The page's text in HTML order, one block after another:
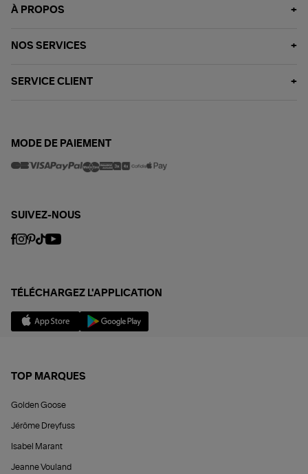
À PROPOS
NOS SERVICES
SERVICE CLIENT
MODE DE PAIEMENT
SUIVEZ-NOUS
TÉLÉCHARGEZ L'APPLICATION
TOP MARQUES
Golden Goose
Jérôme Dreyfuss
Isabel Marant
Jeanne Vouland